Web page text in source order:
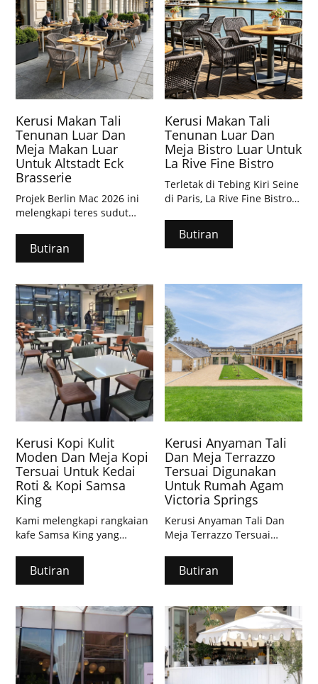
Kerusi Makan Tali
Tenunan Luar Dan
Meja Makan Luar
Untuk Altstadt Eck
Brasserie
Projek Berlin Mac 2026 ini
melengkapi teres sudut
Brasserie dengan kerusi tali
CDG Furniture 344MS &
844DT. Bingkai aluminium
tahan cuaca dan permukaan
kayu padu sepadan dengan
gaya neoklasik Jerman,
tahan cuaca bandar yang
keras sambil menawarkan
tempat duduk yang selesa
untuk waktu makan tengah
hari perniagaan dan
santapan al fresco pada
waktu matahari terbenam di
tengah-tengah
pemandangan jalan bandar
lama yang vintaj.
Butiran
Kerusi Makan Tali
Tenunan Luar Dan
Meja Bistro Luar Untuk
La Rive Fine Bistro
Terletak di Tebing Kiri Seine
di Paris, La Rive Fine Bistro
terbukanya pada Februari
2026 dengan Kerusi Makan
ROFA) dan Meja Bistro Luar
(811DT-ALUSTW-RO90).
Butiran
Kerusi Kopi Kulit
Moden Dan Meja Kopi
Tersuai Untuk Kedai
Roti & Kopi Samsa
King
Kami melengkapi rangkaian
kafe Samsa King yang
lama dan bergaya yang
tradisional dan suasana
moden, menampilkan Kerusi
Kopi Kulit Moden klasik.
Butiran
Kerusi Anyaman Tali
Dan Meja Terrazzo
Tersuai Digunakan
Untuk Rumah Agam
Victoria Springs
Kerusi Anyaman Tali Dan
Meja Terrazzo Tersuai
Australia
Butiran